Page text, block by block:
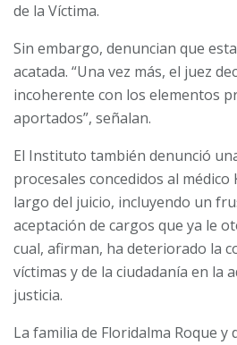
de la Víctima.
Sin embargo, denuncian que
acatada. “Una vez más, el juez
incoherente con los elementos
aportados”, señalan.
El Instituto también denunció
procesales concedidos al
largo del juicio, incluyendo un
aceptación de cargos que ya le
cual, afirman, ha deteriorado la
víctimas y de la ciudadanía en la
justicia.
La familia de Floridalma Roque y